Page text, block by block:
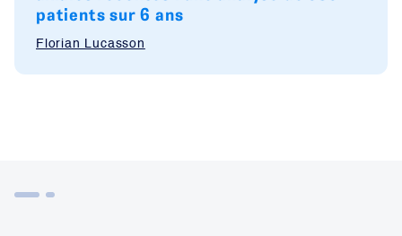
patients sur 6 ans
Florian Lucasson